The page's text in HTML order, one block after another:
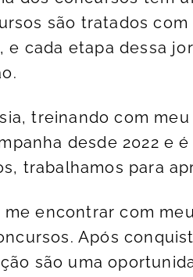
são tratados
e cada etapa dessa
treinando com
desde 2022 e
trabalhamos para
me encontrar com
Após
são uma